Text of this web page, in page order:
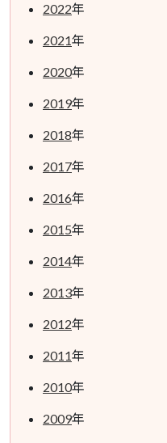
2022年
2021年
2020年
2019年
2018年
2017年
2016年
2015年
2014年
2013年
2012年
2011年
2010年
2009年